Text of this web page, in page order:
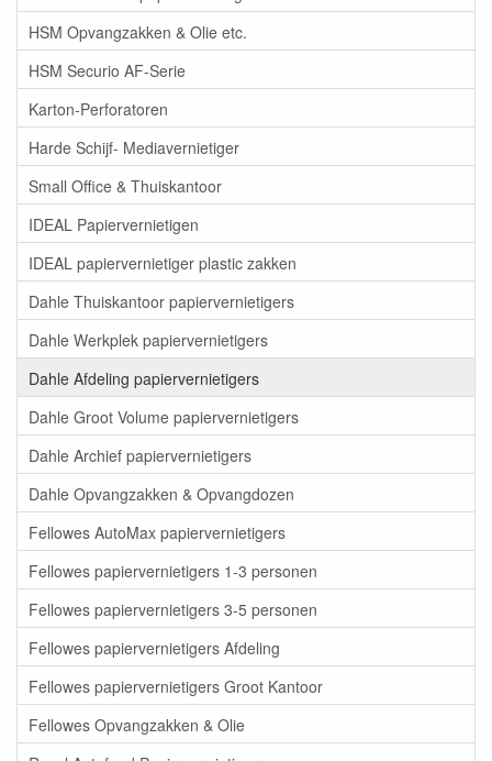
HSM Opvangzakken & Olie etc.
HSM Securio AF-Serie
Karton-Perforatoren
Harde Schijf- Mediavernietiger
Small Office & Thuiskantoor
IDEAL Papiervernietigen
IDEAL papiervernietiger plastic zakken
Dahle Thuiskantoor papiervernietigers
Dahle Werkplek papiervernietigers
Dahle Afdeling papiervernietigers
Dahle Groot Volume papiervernietigers
Dahle Archief papiervernietigers
Dahle Opvangzakken & Opvangdozen
Fellowes AutoMax papiervernietigers
Fellowes papiervernietigers 1-3 personen
Fellowes papiervernietigers 3-5 personen
Fellowes papiervernietigers Afdeling
Fellowes papiervernietigers Groot Kantoor
Fellowes Opvangzakken & Olie